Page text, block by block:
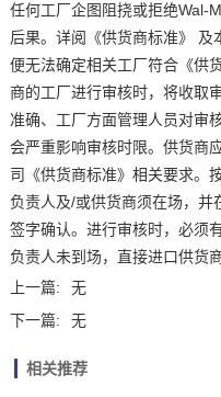
任何工厂企图阻挠或拒绝Wal-
后果。详阅《供货商标准》 及
便无法确定相关工厂符合《供
商的工厂进行审核时，将收取
准确、工厂方面管理人员对审
会严重影响审核时限。供货商
司《供货商标准》相关要求。
负责人及/或供货商须在场，并
签字确认。进行审核时，必须
负责人未到场，直接进口供货
上一篇:
无
下一篇:
无
相关推荐